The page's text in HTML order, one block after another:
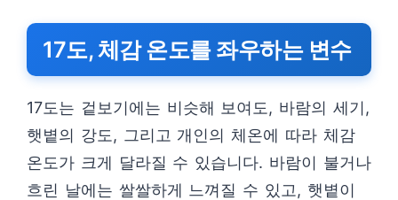
17도, 체감 온도를 좌우하는 변수
17도는 겉보기에는 비슷해 보여도, 바람의 세기,
햇볕의 강도, 그리고 개인의 체온에 따라 체감
온도가 크게 달라질 수 있습니다. 바람이 불거나
흐린 날에는 쌀쌀하게 느껴질 수 있고, 햇볕이